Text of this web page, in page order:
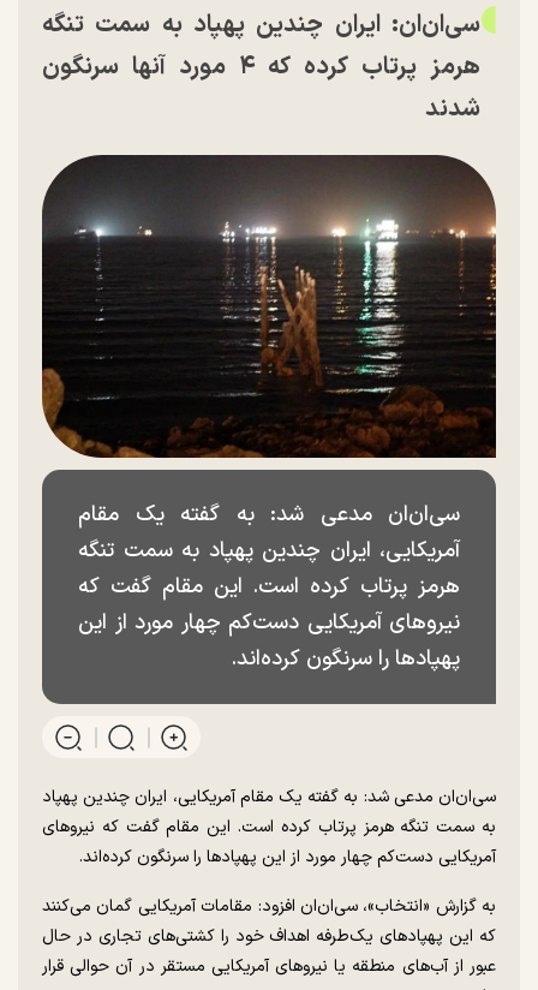
سی‌ان‌ان: ایران چندین پهپاد به سمت تنگه
هرمز پرتاب کرده که ۴ مورد آنها سرنگون
شدند
سی‌ان‌ان مدعی شد: به گفته یک مقام
آمریکایی، ایران چندین پهپاد به سمت تنگه
هرمز پرتاب کرده است. این مقام گفت که
نیرو‌های آمریکایی دست‌کم چهار مورد از این
پهپاد‌ها را سرنگون کرده‌اند.
سی‌ان‌ان مدعی شد: به گفته یک مقام آمریکایی، ایران چندین پهپاد
به سمت تنگه هرمز پرتاب کرده است. این مقام گفت که نیرو‌های
آمریکایی دست‌کم چهار مورد از این پهپاد‌ها را سرنگون کرده‌اند.
به گزارش «انتخاب»، سی‌ان‌ان افزود: مقامات آمریکایی گمان می‌کنند
که این پهپاد‌های یک‌طرفه اهداف خود را کشتی‌های تجاری در حال
عبور از آب‌های منطقه یا نیرو‌های آمریکایی مستقر در آن حوالی قرار